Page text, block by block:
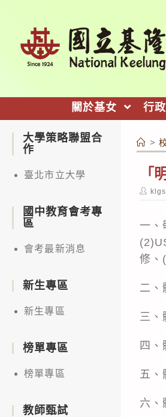
關於基女 行
>
「
Post
author:
一、
修、
二、
三、
四
五、
六、
大學策略聯盟合
作
臺北市立大學
國中教育會考專
區
會考最新消息
新生專區
新生專區
榜單專區
榜單專區
教師甄試